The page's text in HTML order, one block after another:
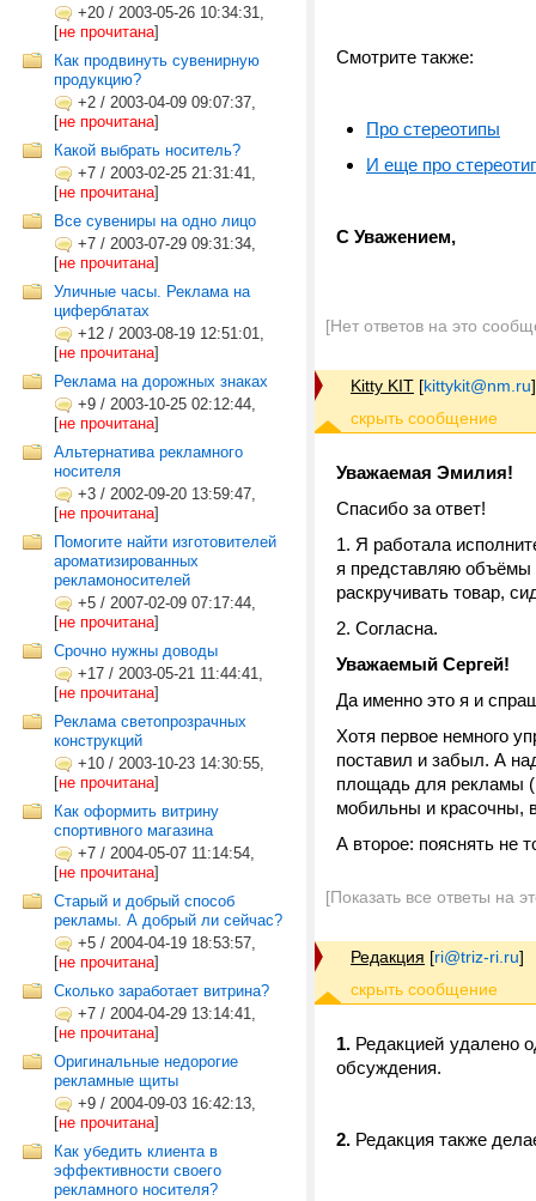
+20 / 2003-05-26 10:34:31,
[не прочитана]
Как продвинуть сувенирную
продукцию?
+2 / 2003-04-09 09:07:37,
[не прочитана]
Какой выбрать носитель?
+7 / 2003-02-25 21:31:41,
[не прочитана]
Все сувениры на одно лицо
+7 / 2003-07-29 09:31:34,
[не прочитана]
Уличные часы. Реклама на
циферблатах
+12 / 2003-08-19 12:51:01,
[не прочитана]
Реклама на дорожных знаках
+9 / 2003-10-25 02:12:44,
[не прочитана]
Альтернатива рекламного
носителя
+3 / 2002-09-20 13:59:47,
[не прочитана]
Помогите найти изготовителей
ароматизированных
рекламоносителей
+5 / 2007-02-09 07:17:44,
[не прочитана]
Срочно нужны доводы
+17 / 2003-05-21 11:44:41,
[не прочитана]
Реклама светопрозрачных
конструкций
+10 / 2003-10-23 14:30:55,
[не прочитана]
Как оформить витрину
спортивного магазина
+7 / 2004-05-07 11:14:54,
[не прочитана]
Старый и добрый способ
рекламы. А добрый ли сейчас?
+5 / 2004-04-19 18:53:57,
[не прочитана]
Сколько заработает витрина?
+7 / 2004-04-29 13:14:41,
[не прочитана]
Оригинальные недорогие
рекламные щиты
+9 / 2004-09-03 16:42:13,
[не прочитана]
Как убедить клиента в
эффективности своего
рекламного носителя?
Смотрите также:
Про стереотипы
И еще про
С Уважением,
[Нет ответов на это
Kitty KIT [kittykit@nm.ru]
Уважаемая Эмилия!
Спасибо за ответ!
1. Я работала
я представляю объёмы
раскручивать товар,
2. Согласна.
Уважаемый Сергей!
Да именно это я и
Хотя первое немного
поставил и забыл. А
площадь для рекламы
мобильны и красочны,
А второе: пояснять не
[Показать все ответы на
Редакция [ri@triz-ri.ru]
1. Редакцией удалено
обсуждения.
2. Редакция также